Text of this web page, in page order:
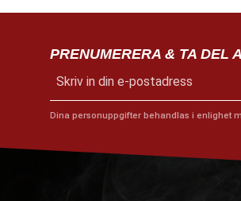
PRENUMERERA & TA DEL
Dina personuppgifter behandlas i enlighet